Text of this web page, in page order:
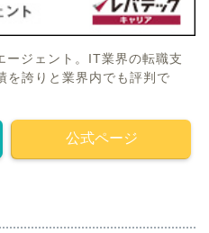
ージェント。IT業界の転職支
を誇りと業界内でも評判で
公式ページ